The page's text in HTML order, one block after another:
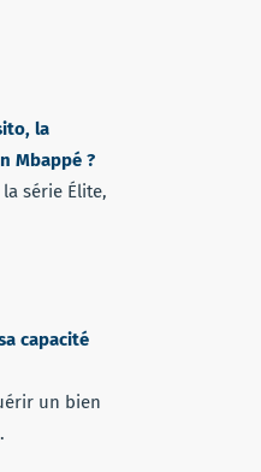
la
Mbappé ?
série Élite,
capacité
un bien